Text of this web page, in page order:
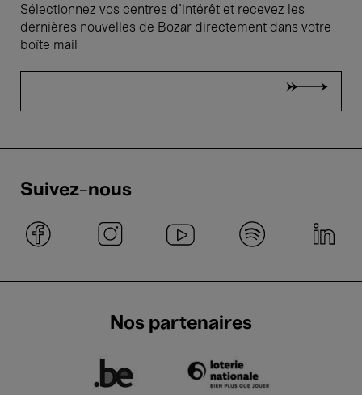
Sélectionnez vos centres d'intérêt et recevez les
dernières nouvelles de Bozar directement dans votre
boîte mail
Suivez-nous
Nos partenaires